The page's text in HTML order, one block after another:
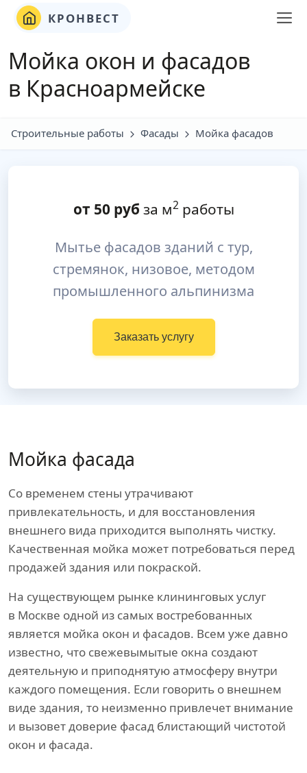
КРОНВЕСТ
Мойка окон и фасадов
в Красноармейске
Строительные работы Фасады Мойка фасадов
от 50руб за м2работы
Мытье фасадов зданий с тур,
стремянок, низовое, методом
промышленного альпинизма
Заказать услугу
Мойка фасада
Со временем стены утрачивают
привлекательность, и для восстановления
внешнего вида приходится выполнять чистку.
Качественная мойка может потребоваться перед
продажей здания или покраской.
На существующем рынке клининговых услуг
в Москве одной из самых востребованных
является мойка окон и фасадов. Всем уже давно
известно, что свежевымытые окна создают
деятельную и приподнятую атмосферу внутри
каждого помещения. Если говорить о внешнем
виде здания, то неизменно привлечет внимание
и вызовет доверие фасад блистающий чистотой
окон и фасада.